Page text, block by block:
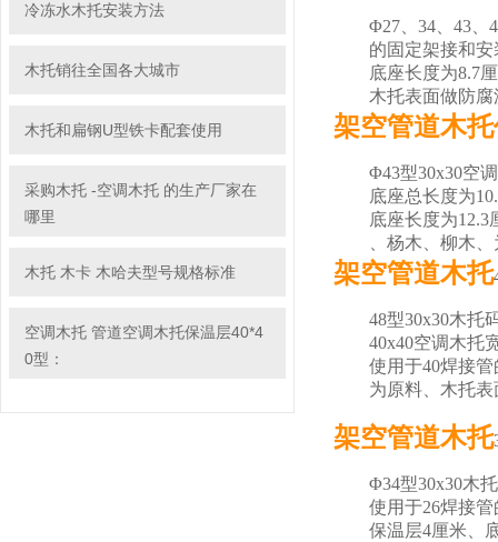
冷冻水木托安装方法
木托销往全国各大城市
木托和扁钢U型铁卡配套使用
采购木托 -空调木托 的生产厂家在
哪里
木托 木卡 木哈夫型号规格标准
空调木托 管道空调木托保温层40*4
0型：
Φ27、34、43、48
的固定架接和安装
底座长度为8.7厘
木托表面做防腐
架空管道木
Φ43型30x30空调
底座总长度为10.3
底座长度为12.3厘
、杨木、柳木、为
架空管道木托
48型30x30木托码
40x40空调木托宽
使用于40焊接管
为原料、木托表
架空管道木托
Φ34型30x30木托
使用于26焊接管
保温层4厘米、底